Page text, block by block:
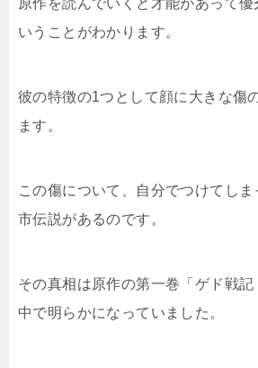
原作を読んでいくと才能があって優
いうことがわかります。
彼の特徴の1つとして顔に大きな傷
ます。
この傷について、自分でつけてし
市伝説があるのです。
その真相は原作の第一巻「ゲド戦
中で明らかになっていました。